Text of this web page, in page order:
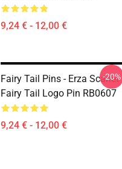
9,24 € - 12,00 €
Fairy Tail Pins - Erza Scarlet
Fairy Tail Logo Pin RB0607
9,24 € - 12,00 €
-20%